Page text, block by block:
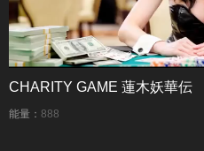
CHARITY GAME 蓮木妖華伝
能量： 888